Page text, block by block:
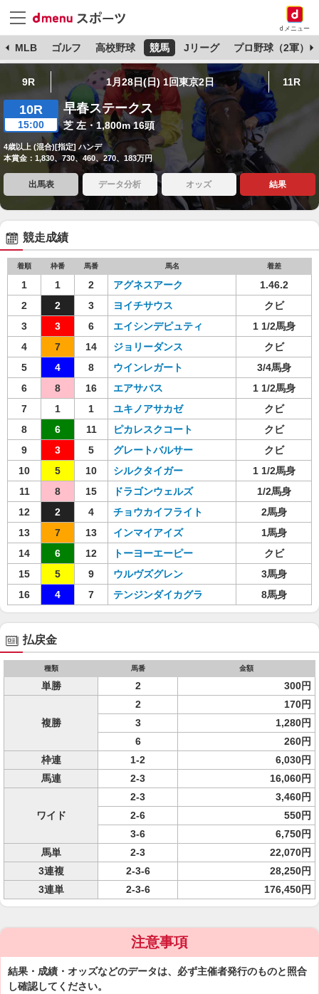
dメニュー
MLB ゴルフ 高校野球 競馬 Jリーグ プロ野球（2軍）
9R 1月28日(日) 1回東京2日 11R
10R
15:00
早春ステークス
芝 左・1,800m 16頭
4歳以上 (混合)[指定] ハンデ
本賞金：1,830、730、460、270、183万円
出馬表 データ分析 オッズ 結果
競走成績
着順 枠番 馬番 馬名 着差
1 1 2 アグネスアーク
1.46.2
2
2 3 ヨイチサウス
クビ
3
3 6 エイシンデピュティ
1 1/2馬身
4
7 14 ジョリーダンス
クビ
5
4 8 ウインレガート
3/4馬身
6
8 16 エアサバス
1 1/2馬身
7
1 1 ユキノアサカゼ
クビ
8
6 11 ピカレスクコート
クビ
9
3 5 グレートバルサー
クビ
10
5 10 シルクタイガー
1 1/2馬身
11
8 15 ドラゴンウェルズ
1/2馬身
12
2 4 チョウカイフライト
2馬身
13
7 13 インマイアイズ
1馬身
14
6 12 トーヨーエーピー
クビ
15
5 9 ウルヴズグレン
3馬身
16
4 7 テンジンダイカグラ 8馬身
払戻金
種類 馬番 金額
単勝 2 300円
複勝
2
170円
3
1,280円
6
260円
枠連
1-2
6,030円
馬連
2-3 16,060円
ワイド
2-3
3,460円
2-6
550円
3-6
6,750円
馬単
2-3
22,070円
3連複
2-3-6
28,250円
3連単
2-3-6 176,450円
注意事項
結果・成績・オッズなどのデータは、必ず主催者発行のものと照合
し確認してください。